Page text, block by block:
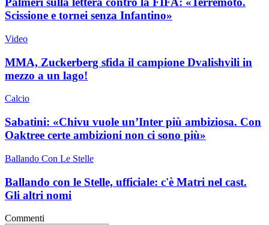
Scissione e tornei senza Infantino»
Video
MMA, Zuckerberg sfida il campione Dvalishvili in
mezzo a un lago!
Calcio
Sabatini: «Chivu vuole un’Inter più ambiziosa. Con
Oaktree certe ambizioni non ci sono più»
Ballando Con Le Stelle
Ballando con le Stelle, ufficiale: c'è Matri nel cast.
Gli altri nomi
Commenti